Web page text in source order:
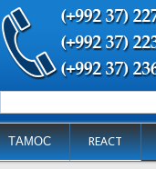
ТАМОС REACT
Форма поиска